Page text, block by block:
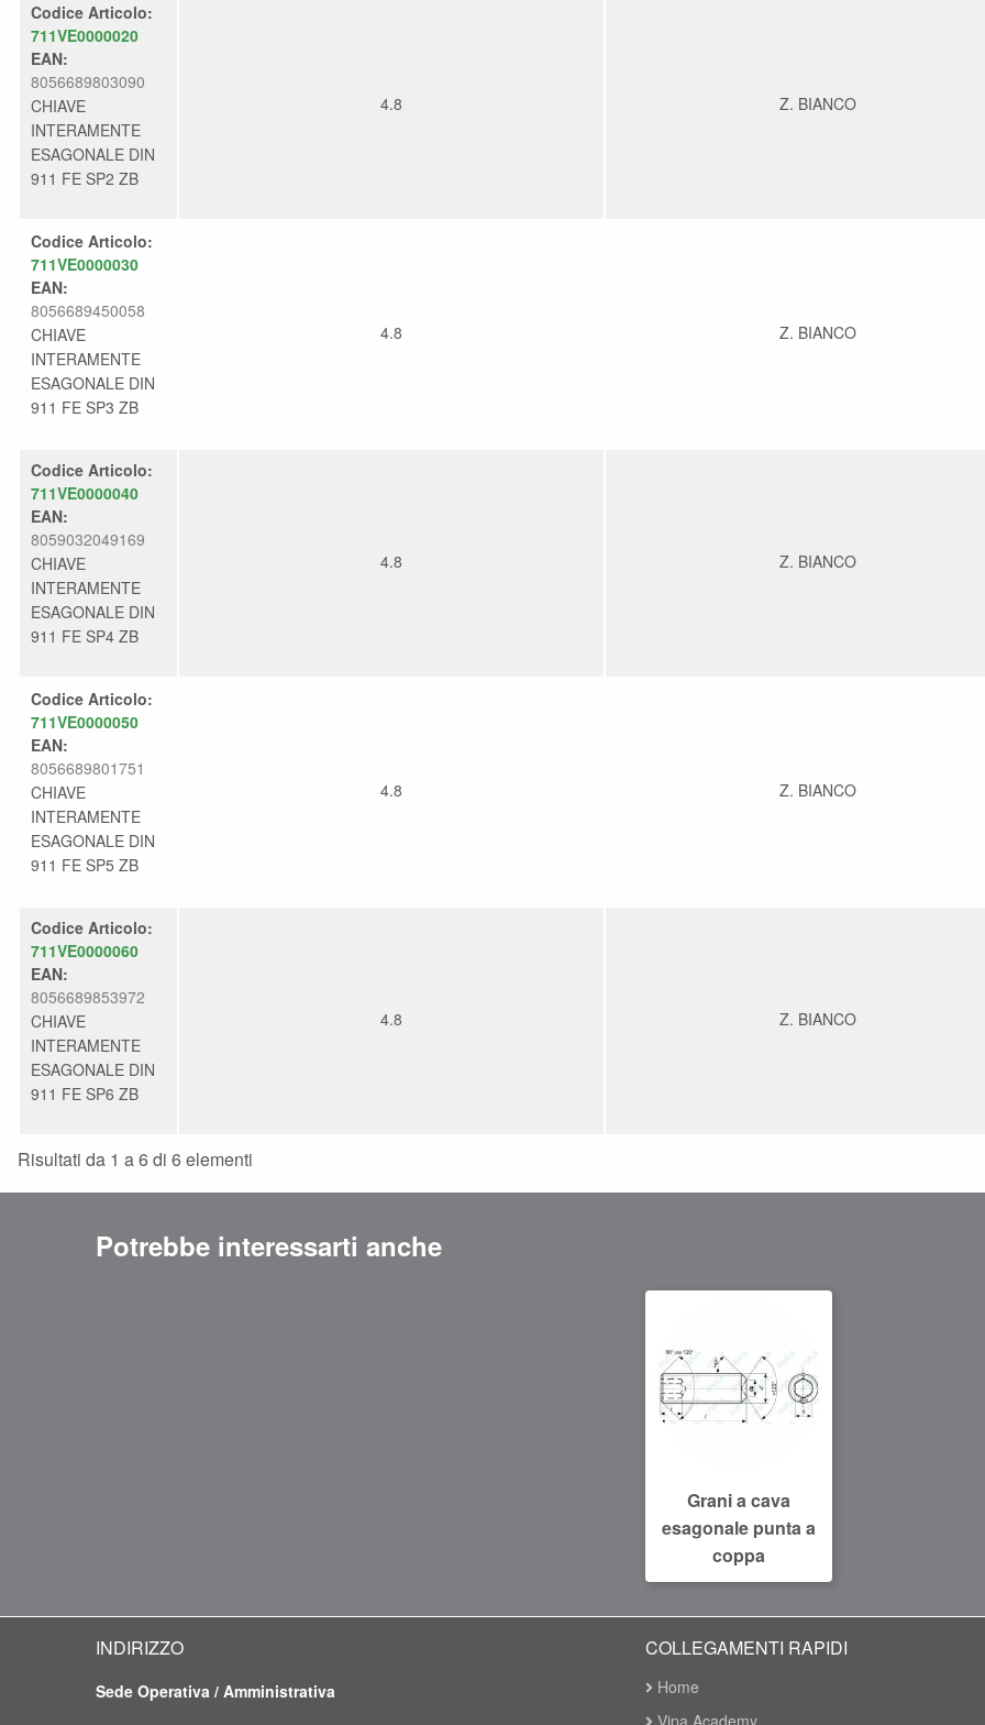
Codice Articolo:
711VE0000020
EAN:
8056689803090
CHIAVE
INTERAMENTE
ESAGONALE DIN
911 FE SP2 ZB
4.8 Z. BIANCO
Codice Articolo:
711VE0000030
EAN:
8056689450058
CHIAVE
INTERAMENTE
ESAGONALE DIN
911 FE SP3 ZB
4.8 Z. BIANCO
Codice Articolo:
711VE0000040
EAN:
8059032049169
CHIAVE
INTERAMENTE
ESAGONALE DIN
911 FE SP4 ZB
4.8 Z. BIANCO
Codice Articolo:
711VE0000050
EAN:
8056689801751
CHIAVE
INTERAMENTE
ESAGONALE DIN
911 FE SP5 ZB
4.8 Z. BIANCO
Codice Articolo:
711VE0000060
EAN:
8056689853972
CHIAVE
INTERAMENTE
ESAGONALE DIN
911 FE SP6 ZB
4.8 Z. BIANCO
Risultati da 1 a 6 di 6 elementi
Potrebbe interessarti anche
Grani a cava
esagonale punta a
coppa
INDIRIZZO
Sede Operativa / Amministrativa
COLLEGAMENTI RAPIDI
Home
Vipa Academy